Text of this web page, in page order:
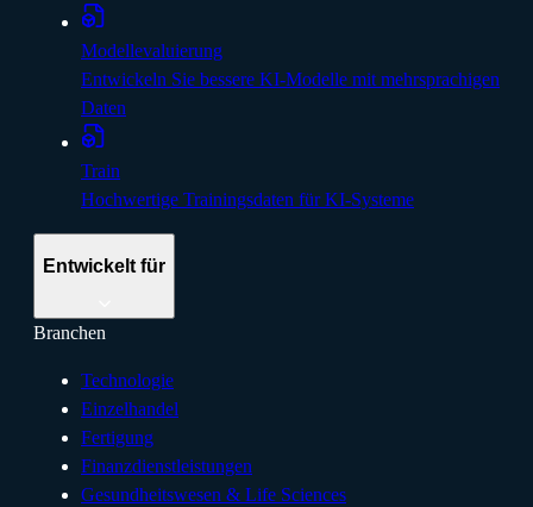
Modellevaluierung
Entwickeln Sie bessere KI-Modelle mit mehrsprachigen
Daten
Train
Hochwertige Trainingsdaten für KI-Systeme
Entwickelt für
Branchen
Technologie
Einzelhandel
Fertigung
Finanzdienstleistungen
Gesundheitswesen & Life Sciences